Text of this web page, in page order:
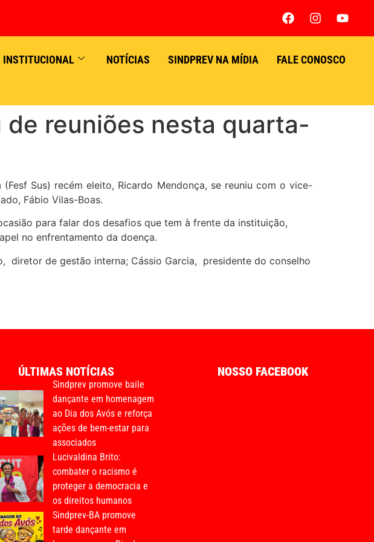
INSTITUCIONAL NOTÍCIAS SINDPREV NA MÍDIA FALE CONOSCO
reuniões nesta quarta-
Sus) recém eleito, Ricardo Mendonça, se reuniu com o vice-
Fábio Vilas-Boas.
para falar dos desafios que tem à frente da instituição,
no enfrentamento da doença.
diretor de gestão interna; Cássio Garcia, presidente do conselho
ÚLTIMAS NOTÍCIAS
Sindprev promove baile
dançante em homenagem
ao Dia dos Avós e reforça
ações de bem-estar para
associados
Lucivaldina Brito:
combater o racismo é
proteger a democracia e
os direitos humanos
Sindprev-BA promove
tarde dançante em
NOSSO FACEBOOK